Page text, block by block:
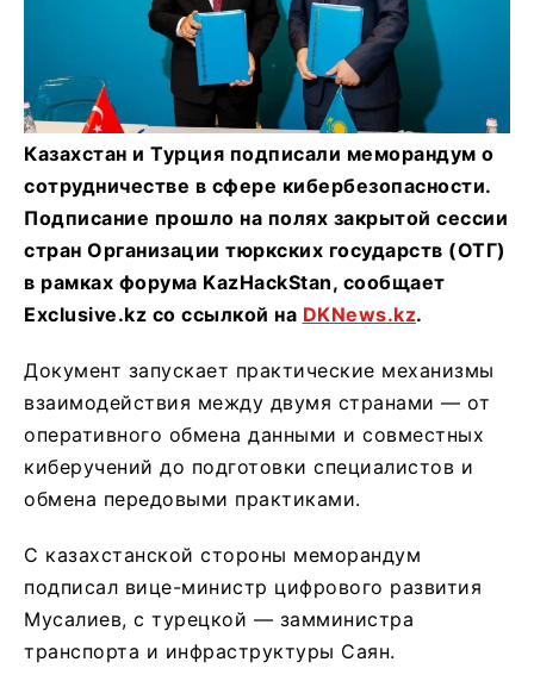
Казахстан и Турция подписали меморандум о
сотрудничестве в сфере кибербезопасности.
Подписание прошло на полях закрытой сессии
стран Организации тюркских государств (ОТГ)
в рамках форума KazHackStan, сообщает
Exclusive.kz со ссылкой на DKNews.kz.
Документ запускает практические механизмы
взаимодействия между двумя странами — от
оперативного обмена данными и совместных
киберучений до подготовки специалистов и
обмена передовыми практиками.
С казахстанской стороны меморандум
подписал вице-министр цифрового развития
Мусалиев, с турецкой — замминистра
транспорта и инфраструктуры Саян.